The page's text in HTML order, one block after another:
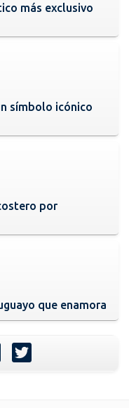
más exclusivo
símbolo icónico
por
que enamora